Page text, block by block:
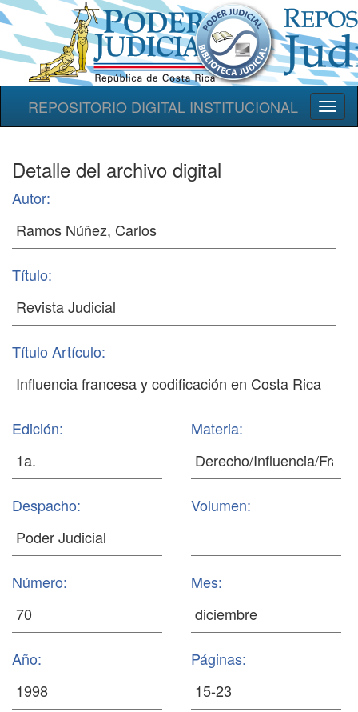
REPOSITORIO DIGITAL INSTITUCIONAL
Detalle del archivo digital
Autor:
Título:
Título Artículo:
Edición: Materia:
Despacho: Volumen:
Número: Mes:
Año: Páginas: